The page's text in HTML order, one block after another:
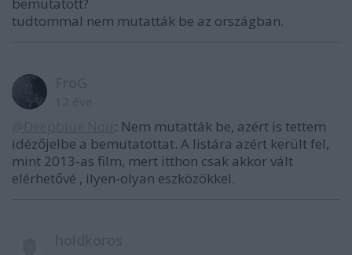
tudtommal nem mutatták be az országban.
: Nem mutatták be, azért is tettem
idézőjelbe a bemutatottat. A listára azért került fel,
mint 2013-as film, mert itthon csak akkor vált
elérhetővé , ilyen-olyan eszközökkel.